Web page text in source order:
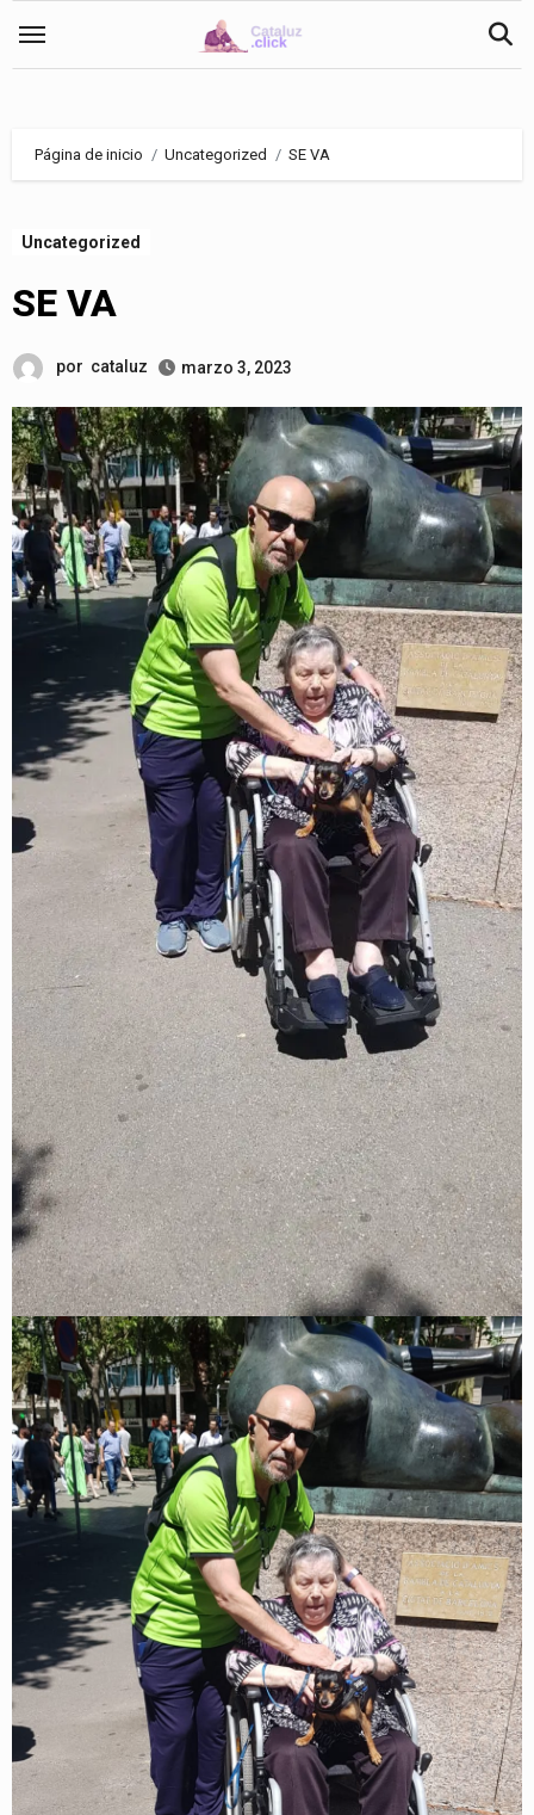
Página de inicio Uncategorized SE VA
Uncategorized
SE VA
por cataluz marzo 3, 2023